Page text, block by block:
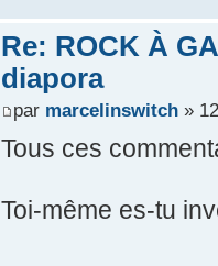
Re: ROCK À
diapora
par marcelinswitch»
Tous ces
Toi-même es-tu